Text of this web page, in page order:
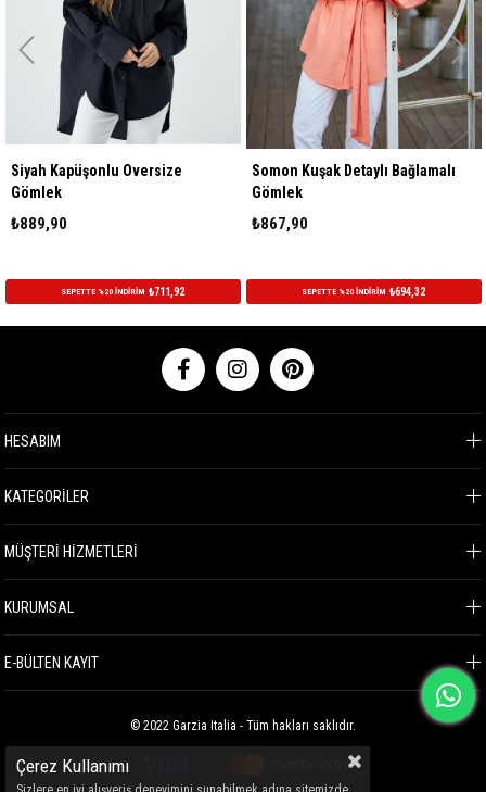
Siyah Kapüşonlu Oversize
Gömlek
₺889,90
SEPETTE %20 İNDİRİM ₺711,92
Somon Kuşak Detaylı Bağlamalı
Gömlek
₺867,90
SEPETTE %20 İNDİRİM ₺694,32
HESABIM
KATEGORİLER
MÜŞTERİ HİZMETLERİ
KURUMSAL
E-BÜLTEN KAYIT
© 2022 Garzia Italia - Tüm hakları saklıdır.
Çerez Kullanımı